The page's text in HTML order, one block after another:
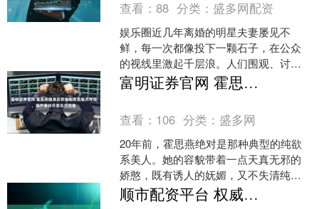
查看：88 分类： 盛多网配资
娱乐圈近几年离婚的明星夫妻屡见不
鲜，每一次都像投下一颗石子，在公众
的视线里激起千层浪。人们围观、讨
论、揣测，仿佛是一场永不停息的吃瓜
盛宴。然而，当提到entit....
富明证券官网 霍思燕瘦身后穿旗袍带西施犬夺冠，葫芦身材尽显东方优雅
查看： 106 分类： 盛多网
20年前，霍思燕绝对是那种典型的纯欲
系美人。她的容貌带着一点天真无邪的
娇憨，既有诱人的妩媚，又不失清纯，
就像是一朵在温室中长大的白花，总是
顺市配资平台 权威解答磷虾油真的可以降甘油三酯吗，正品磷虾油十大品牌及高性价比选购攻略！